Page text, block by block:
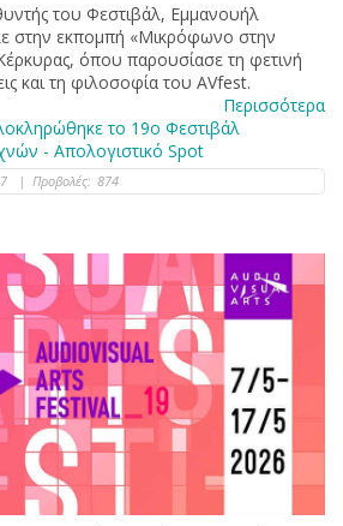
του Φεστιβάλ, Εμμανουήλ
στην εκπομπή «Μικρόφωνο στην
όπου παρουσίασε τη φετινή
και τη φιλοσοφία του AVfest.
Περισσότερα
το 19ο Φεστιβάλ
- Απολογιστικό Spot
| Προβολές: 874